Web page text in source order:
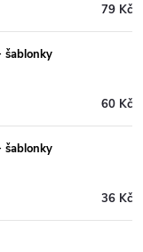
79 Kč
šablonky
60 Kč
šablonky
36 Kč